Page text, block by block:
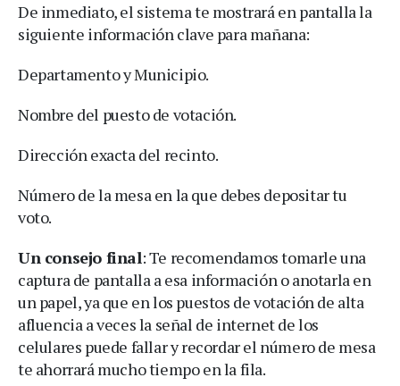
De inmediato, el sistema te mostrará en pantalla la
siguiente información clave para mañana:
Departamento y Municipio.
Nombre del puesto de votación.
Dirección exacta del recinto.
Número de la mesa en la que debes depositar tu
voto.
Un consejo final: Te recomendamos tomarle una
captura de pantalla a esa información o anotarla en
un papel, ya que en los puestos de votación de alta
afluencia a veces la señal de internet de los
celulares puede fallar y recordar el número de mesa
te ahorrará mucho tiempo en la fila.